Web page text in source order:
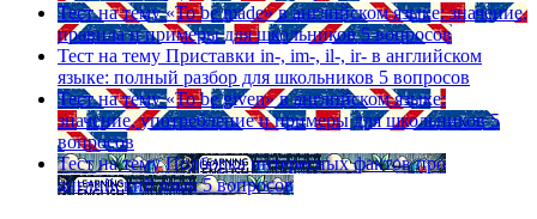
Тест на тему «To be made» в английском языке: значение,
правила и примеры для школьников 5 вопросов
Тест на тему Приставки in-, im-, il-, ir- в английском
языке: полный разбор для школьников 5 вопросов
Тест на тему «To be given» в английском языке:
значение, употребление и примеры для школьников 5
вопросов
Тест на тему Подборка интересных фактов про
английский язык 5 вопросов